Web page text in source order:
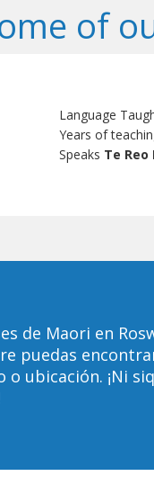
of
Language
Years of
Speaks Te Reo
de Maori en
puedas
ubicación. ¡Ni